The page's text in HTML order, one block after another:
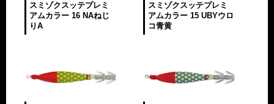
スミゾクスッテプレミ
アムカラー 16 NAねじ
りA
スミゾクスッテプレミ
アムカラー 15 UBYウロ
コ青黄